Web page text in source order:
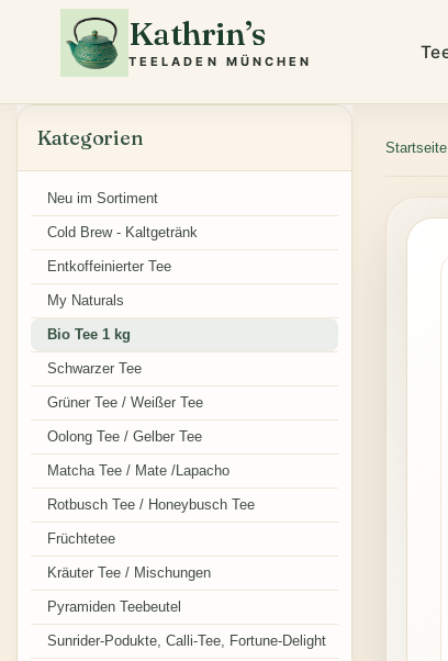
Kathrin’s
TEELADEN MÜNCHEN
Startseite
Kategorien
Neu im Sortiment
Cold Brew - Kaltgetränk
Entkoffeinierter Tee
My Naturals
Bio Tee 1 kg
Schwarzer Tee
Grüner Tee / Weißer Tee
Oolong Tee / Gelber Tee
Matcha Tee / Mate /Lapacho
Rotbusch Tee / Honeybusch Tee
Früchtetee
Kräuter Tee / Mischungen
Pyramiden Teebeutel
Sunrider-Podukte, Calli-Tee, Fortune-Delight